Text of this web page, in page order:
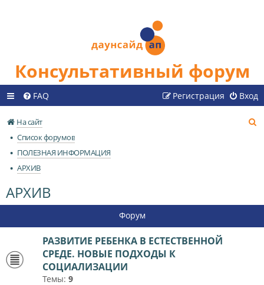
Консультативный форум
FAQ Вход
Регистрация
На сайт
Список форумов
ПОЛЕЗНАЯ ИНФОРМАЦИЯ
АРХИВ
АРХИВ
Форум
РАЗВИТИЕ РЕБЕНКА В ЕСТЕСТВЕННОЙ
СРЕДЕ. НОВЫЕ ПОДХОДЫ К
СОЦИАЛИЗАЦИИ
Темы: 9